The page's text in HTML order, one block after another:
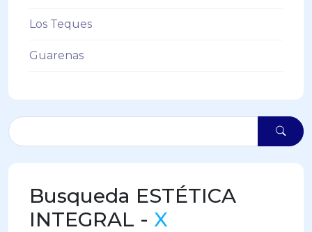
Los Teques
Guarenas
Busqueda ESTÉTICA
INTEGRAL - X